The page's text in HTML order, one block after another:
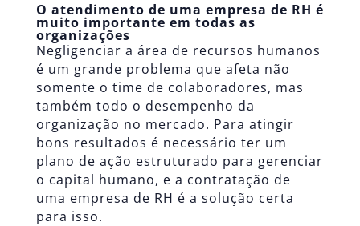
O atendimento de uma empresa de RH é
muito importante em todas as
organizações
Negligenciar a área de recursos humanos
é um grande problema que afeta não
somente o time de colaboradores, mas
também todo o desempenho da
organização no mercado. Para atingir
bons resultados é necessário ter um
plano de ação estruturado para gerenciar
o capital humano, e a contratação de
uma empresa de RH é a solução certa
para isso.